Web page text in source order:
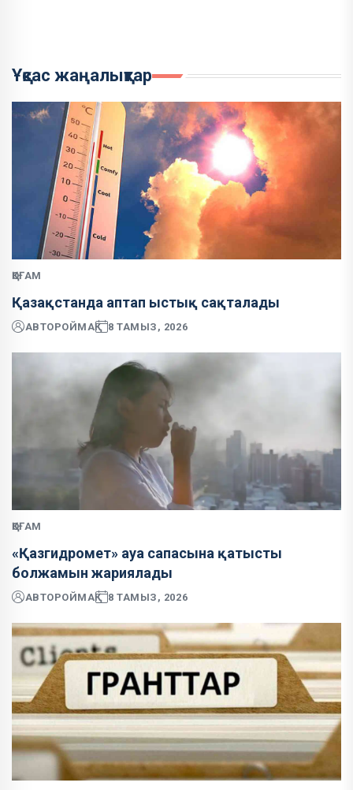
Ұқсас жаңалықтар
ҚОҒАМ
Қазақстанда аптап ыстық сақталады
АВТОРОЙМАҚ 8 ТАМЫЗ, 2026
ҚОҒАМ
«Қазгидромет» ауа сапасына қатысты
болжамын жариялады
АВТОРОЙМАҚ 8 ТАМЫЗ, 2026